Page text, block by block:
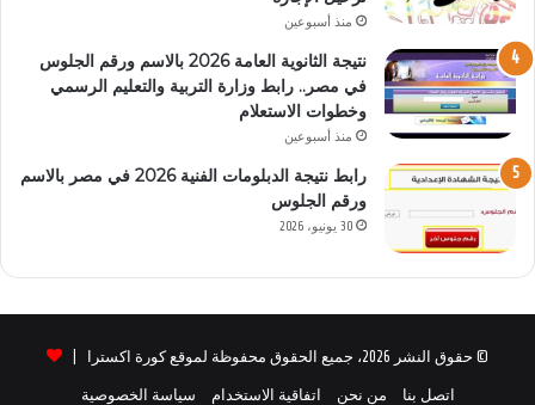
منذ أسبوعين
نتيجة الثانوية العامة 2026 بالاسم ورقم الجلوس
في مصر.. رابط وزارة التربية والتعليم الرسمي
وخطوات الاستعلام
منذ أسبوعين
رابط نتيجة الدبلومات الفنية 2026 في مصر بالاسم
ورقم الجلوس
30 يونيو، 2026
© حقوق النشر 2026، جميع الحقوق محفوظة لموقع كورة اكسترا |
اتصل بنا من نحن اتفاقية الاستخدام سياسة الخصوصية